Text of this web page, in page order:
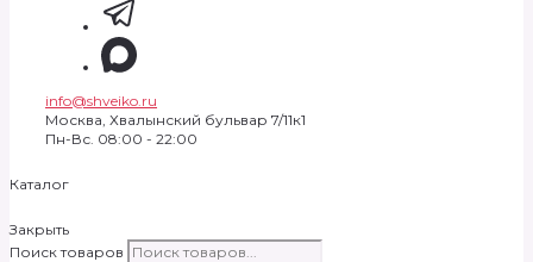
info@shveiko.ru
Москва, Хвалынский бульвар 7/11к1
Пн-Вс. 08:00 - 22:00
Каталог
Закрыть
Поиск товаров